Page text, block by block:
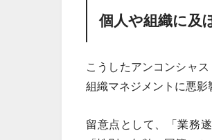
個人や組織に及
こうしたアンコンシャ
組織マネジメントに悪影
留意点として、「業務